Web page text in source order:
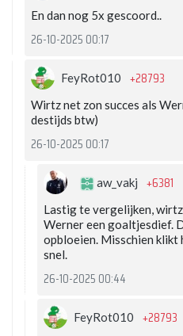
En dan nog 5x gescoord..
26-10-2025 00:17
FeyRot010 +28793
Wirtz net zon succes als
destijds btw)
26-10-2025 00:17
aw_vakj +6381
Lastig te vergelijken,
Werner een goaltjesdief.
opbloeien. Misschien klikt
snel.
26-10-2025 00:44
FeyRot010 +28793